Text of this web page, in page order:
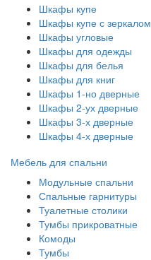
Шкафы купе
Шкафы купе с зеркалом
Шкафы угловые
Шкафы для одежды
Шкафы для белья
Шкафы для книг
Шкафы 1-но дверные
Шкафы 2-ух дверные
Шкафы 3-х дверные
Шкафы 4-х дверные
Мебель для спальни
Модульные спальни
Спальные гарнитуры
Туалетные столики
Тумбы прикроватные
Комоды
Тумбы